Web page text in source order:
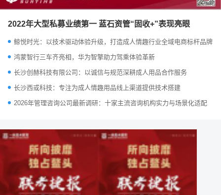
2022年大型私募业绩第一 蓝石资管“固收+”表现亮眼
鲸悦时光：以技术驱动体验升级，打造成人情趣行业全域电商标杆品牌
鸿蒙智行三车齐亮相，华为智擎助力驾乘体验革新
长沙创赫科技有限公司：以诚信与规范深耕成人用品合作服务
长沙西或科技：专注为成人情趣用品线上渠道提供技术搭建
2026年管理咨询公司最新调研：十家主流咨询机构实力与场景化适配